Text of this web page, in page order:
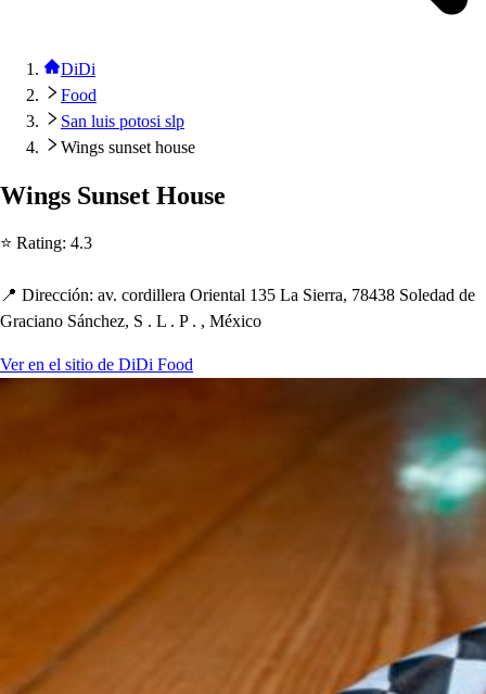
DiDi
Food
San luis potosi slp
Wings sunset house
Wings Sunset House
⭐ Rating: 4.3
📍 Dirección: av. cordillera Oriental 135 La Sierra, 78438 Soledad de
Graciano Sánchez, S . L . P . , México
Ver en el sitio de DiDi Food